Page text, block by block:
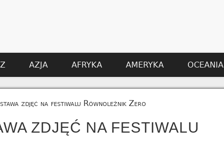
AZJA AFRYKA AMERYKA OCEANIA
zdjęć na festiwalu Równoleżnik Zero
ZDJĘĆ NA FESTIWALU